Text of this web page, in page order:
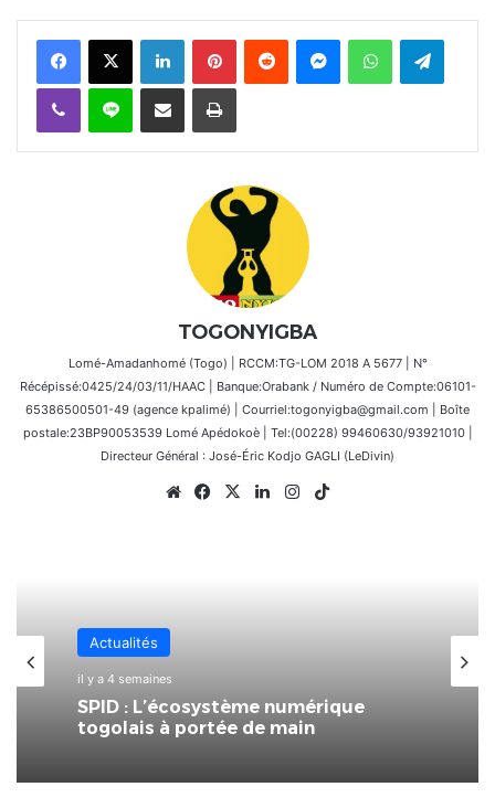
FacebookX Linkedin PinterestReddit MessengerWhatsAppTelegram
Viber Ligne Partager par email Imprimer
TOGONYIGBA
Lomé-Amadanhomé (Togo) | RCCM:TG-LOM 2018 A 5677 | N°
Récépissé:0425/24/03/11/HAAC | Banque:Orabank / Numéro de Compte:06101-
65386500501-49 (agence kpalimé) | Courriel:togonyigba@gmail.com | Boîte
postale:23BP90053539 Lomé Apédokoè | Tel:(00228) 99460630/93921010 |
Directeur Général : José-Éric Kodjo GAGLI (LeDivin)
WebsiteFacebook
X LinkedinInstagram
il y a 4 semaines
Économie
CETEF Togo 2000 bat déjà son plein